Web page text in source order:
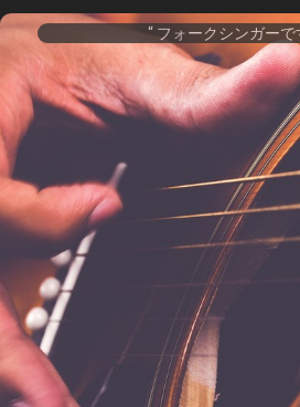
フォークシンガーで